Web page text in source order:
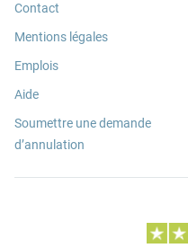
Contact
Mentions légales
Emplois
Aide
Soumettre une demande
d’annulation